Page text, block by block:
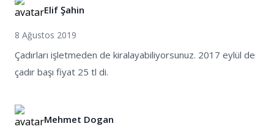
Elif Şahin
8 Ağustos 2019
Çadırları işletmeden de kiralayabiliyorsunuz. 2017 eylül de
çadır başı fiyat 25 tl di.
Mehmet Dogan